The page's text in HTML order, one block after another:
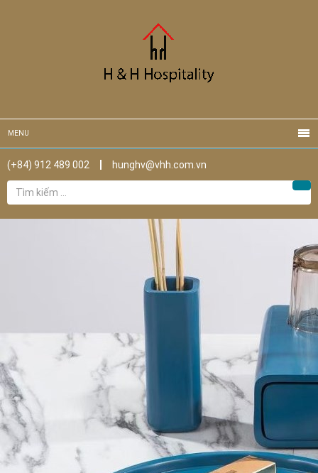
MENU
(+84) 912 489 002
hunghv@vhh.com.vn
Tìm
kiếm
cho: